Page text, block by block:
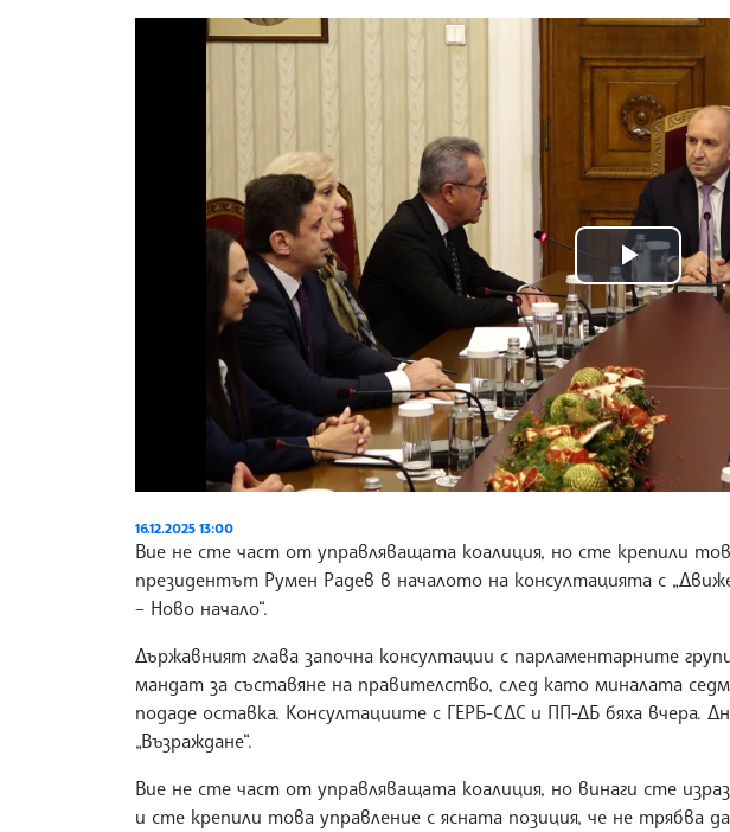
Loaded :
1.23%
16.12.2025 13:00
Вие не сте част от управляващата коалиция, но сте крепили
президентът Румен Радев в началото на консултацията с
– Ново начало“.
Държавният глава започна консултации с парламентарните
мандат за съставяне на правителство, след като миналата
подаде оставка. Консултациите с ГЕРБ-СДС и ПП-ДБ бяха вчера.
„Възраждане“.
Вие не сте част от управляващата коалиция, но винаги сте
и сте крепили това управление с ясната позиция, че не трябва